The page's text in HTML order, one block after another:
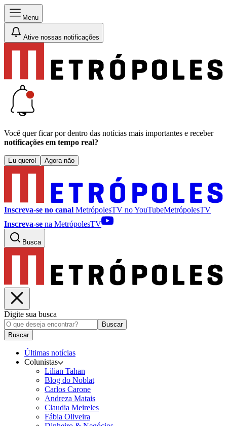
Menu
Ative nossas notificações
Você quer ficar por dentro das notícias mais importantes e receber
notificações em tempo real?
Eu quero! Agora não
Inscreva-se no canal MetrópolesTV noYouTubeMetrópolesTV
Inscreva-se na MetrópolesTV
Busca
Digite sua busca
Buscar
Buscar
Últimas notícias
Colunistas
Lilian Tahan
Blog do Noblat
Carlos Carone
Andreza Matais
Claudia Meireles
Fábia Oliveira